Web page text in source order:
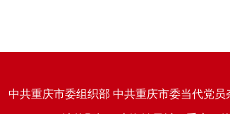
中共重庆市委组织部 中共重庆市委当代党员